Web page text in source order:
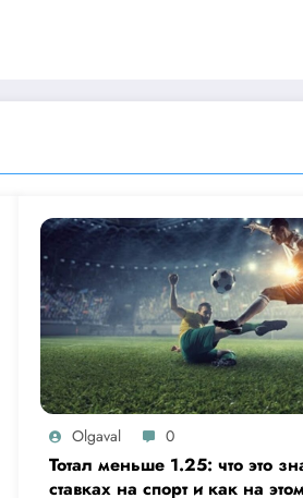
Olgaval 0
Тотал меньше 1.25: что это
ставках на спорт и как на